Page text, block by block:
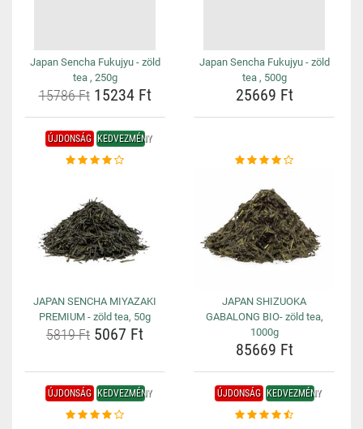
Japan Sencha Fukujyu - zöld
tea , 250g
15786 Ft15234 Ft
Japan Sencha Fukujyu - zöld
tea , 500g
25669 Ft
ÚJDONSÁG KEDVEZMÉNY
JAPAN SENCHA MIYAZAKI
PREMIUM - zöld tea, 50g
5819 Ft 5067 Ft
JAPAN SHIZUOKA
GABALONG BIO- zöld tea,
1000g
85669 Ft
ÚJDONSÁG KEDVEZMÉNY ÚJDONSÁG KEDVEZMÉNY